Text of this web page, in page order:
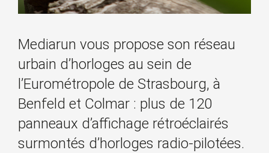
Mediarun vous propose son réseau
urbain d’horloges au sein de
l’Eurométropole de Strasbourg, à
Benfeld et Colmar : plus de 120
panneaux d’affichage rétroéclairés
surmontés d’horloges radio-pilotées.